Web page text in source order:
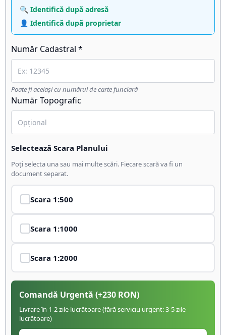
🔍 Identifică după adresă
👤 Identifică după proprietar
Număr Cadastral *
Poate fi același cu numărul de carte funciară
Număr Topografic
Selectează Scara Planului
Poți selecta una sau mai multe scări. Fiecare scară va fi un
document separat.
Scara 1:500
Scara 1:1000
Scara 1:2000
Comandă Urgentă (+230 RON)
Livrare în 1-2 zile lucrătoare (fără serviciu urgent: 3-5 zile
lucrătoare)